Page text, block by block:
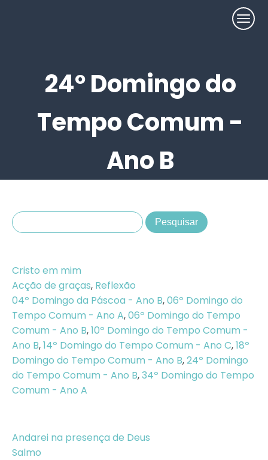
24º Domingo do
Tempo Comum -
Ano B
Cristo em mim
Acção de graças, Reflexão
04º Domingo da Páscoa - Ano B,06º Domingo do
Tempo Comum - Ano A,06º Domingo do Tempo
Comum - Ano B,10º Domingo do Tempo Comum -
Ano B,14º Domingo do Tempo Comum - Ano C,18º
Domingo do Tempo Comum - Ano B,24º Domingo
do Tempo Comum - Ano B,34º Domingo do Tempo
Comum - Ano A
Andarei na presença de Deus
Salmo